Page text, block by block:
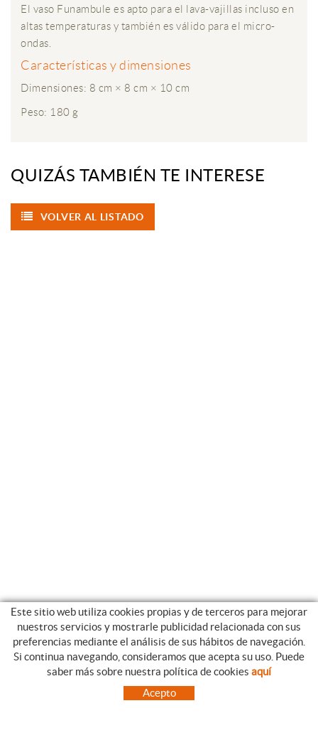
El vaso Funambule es apto para el lava-vajillas incluso en
altas temperaturas y también es válido para el micro-
ondas.
Características y dimensiones
Dimensiones: 8 cm × 8 cm × 10 cm
Peso: 180 g
QUIZÁS TAMBIÉN TE INTERESE
VOLVER AL LISTADO
CATEGORIAS GUIA DE COMPRA
CONDICIONES DE COMPRA
PAGO
Este sitio web utiliza cookies propias y de terceros para mejorar
nuestros servicios y mostrarle publicidad relacionada con sus
preferencias mediante el análisis de sus hábitos de navegación.
Si continua navegando, consideramos que acepta su uso. Puede
saber más sobre nuestra política de cookies aquí
Acepto